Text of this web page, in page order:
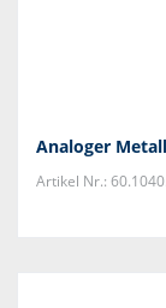
Analoger
Artikel Nr.: